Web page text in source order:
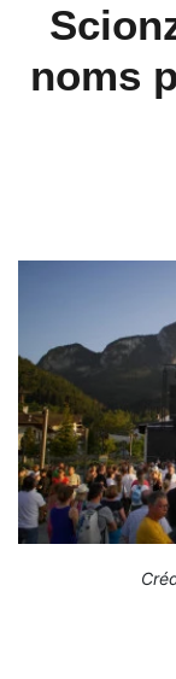
noms